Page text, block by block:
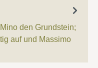
den Grundstein;
auf und Massimo